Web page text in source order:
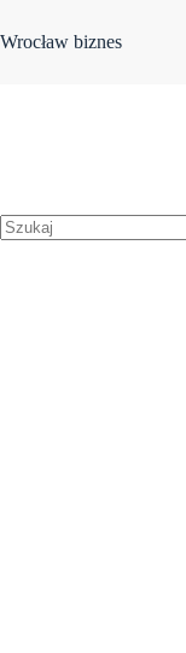
do
treści
Wrocław biznes